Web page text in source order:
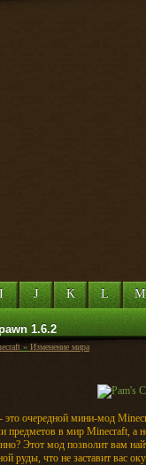
I J K L M
1.6.2
» Изменение мира
это очередной мини-мод
предметов в мир Minecraft,
Этот мод позволит вам
руды, что не заставит вас